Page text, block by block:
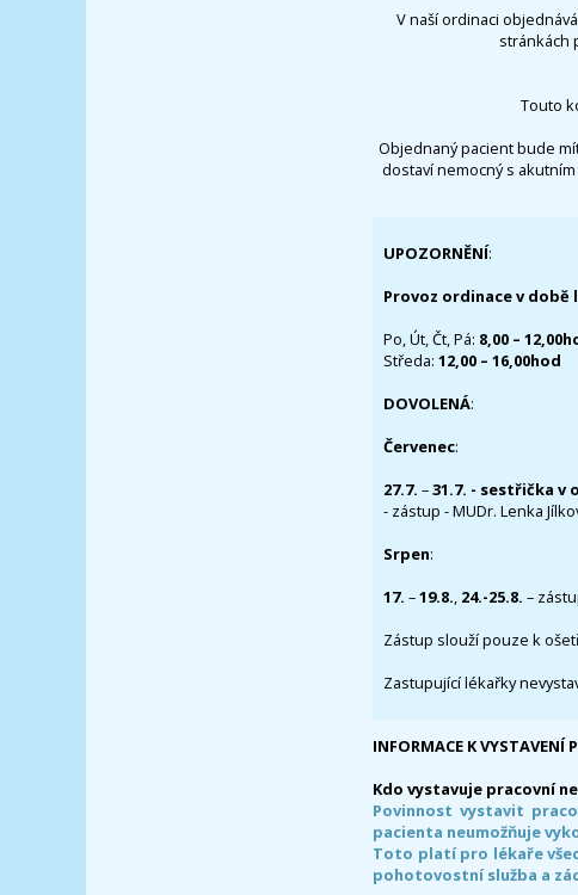
V naší ordinaci
stránkách
Touto
Objednaný pacient bude
dostaví nemocný s
UPOZORNĚNÍ:
Provoz ordinace v době
Po, Út, Čt, Pá: 8,00 –
Středa: 12,00 – 16,00hod
DOVOLENÁ:
Červenec:
27.7. –31.7. - sestřička v
- zástup - MUDr. Lenka
Srpen:
17. –19.8., 24.-25.8. –
Zástup slouží pouze k
Zastupující lékařky
INFORMACE K VYSTAVENÍ
Kdo vystavuje pracovní
Povinnost vystavit
pacienta neumožňuje
Toto platí pro lékaře
pohotovostní služba a